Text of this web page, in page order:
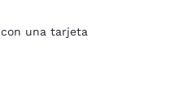
una tarjeta